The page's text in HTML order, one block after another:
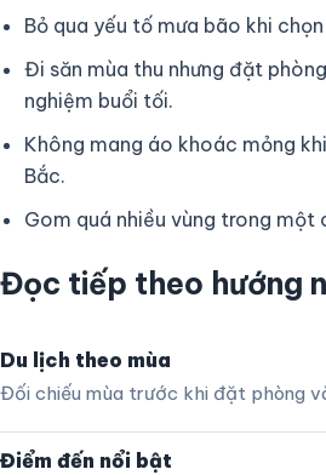
Bỏ qua yếu tố mưa bão khi
Đi săn mùa thu nhưng đặt
nghiệm buổi tối.
Không mang áo khoác mỏng
Bắc.
Gom quá nhiều vùng trong một
Đọc tiếp theo hướng
Du lịch theo mùa
Đối chiếu mùa trước khi đặt phòng
Điểm đến nổi bật